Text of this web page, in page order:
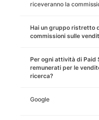
riceveranno la
Hai un gruppo ristretto
commissioni sulle
Per ogni attività di Paid
remunerati per le
ricerca?
Google